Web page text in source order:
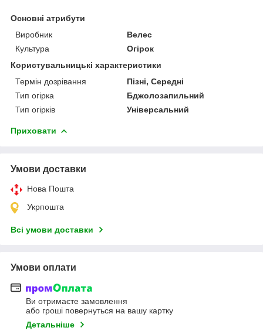
Основні атрибути
Виробник
Велес
Культура
Огірок
Користувальницькі характеристики
Термін дозрівання
Пізні, Середні
Тип огірка
Бджолозапильний
Тип огірків
Універсальний
Приховати
Умови доставки
Нова Пошта
Укрпошта
Всі умови доставки
Умови оплати
Ви отримаєте замовлення
або гроші повернуться на вашу картку
Детальніше